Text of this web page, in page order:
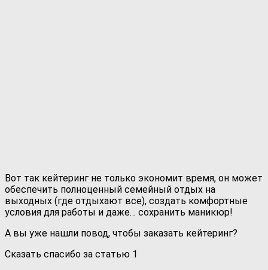
Вот так кейтеринг не только экономит время, он может
обеспечить полноценный семейный отдых на
выходных (где отдыхают все), создать комфортные
условия для работы и даже… сохранить маникюр!
А вы уже нашли повод, чтобы заказать кейтеринг?
Сказать спасибо за статью 1